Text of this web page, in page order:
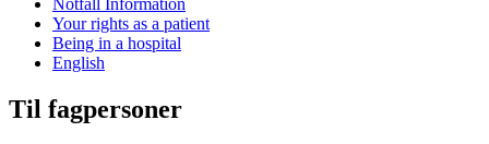
Your rights as a patient
Being in a hospital
English
Til fagpersoner